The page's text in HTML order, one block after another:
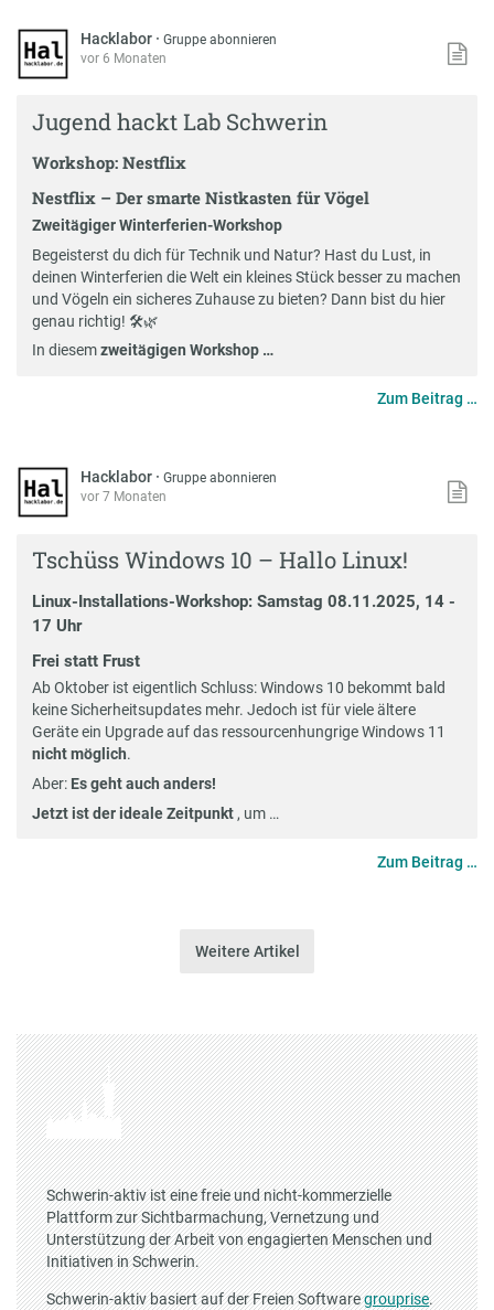
Hacklabor ·Gruppe abonnieren
vor 6 Monaten
Jugend hackt Lab Schwerin
Workshop: Nestflix
Nestflix – Der smarte Nistkasten für Vögel
Zweitägiger Winterferien-Workshop
Begeisterst du dich für Technik und Natur? Hast du Lust, in
deinen Winterferien die Welt ein kleines Stück besser zu machen
und Vögeln ein sicheres Zuhause zu bieten? Dann bist du hier
genau richtig! 🛠️🌿
In diesemzweitägigen Workshop …
Zum Beitrag …
Hacklabor ·Gruppe abonnieren
vor 7 Monaten
Tschüss Windows 10 – Hallo Linux!
Linux-Installations-Workshop: Samstag 08.11.2025, 14 -
17 Uhr
Frei statt Frust
Ab Oktober ist eigentlich Schluss: Windows 10 bekommt bald
keine Sicherheitsupdates mehr. Jedoch ist für viele ältere
Geräte ein Upgrade auf das ressourcenhungrige Windows 11
nicht möglich.
Aber: Es geht auch anders!
Jetzt ist der ideale Zeitpunkt, um …
Zum Beitrag …
Weitere Artikel
Schwerin-aktiv ist eine freie und nicht-kommerzielle
Plattform zur Sichtbarmachung, Vernetzung und
Unterstützung der Arbeit von engagierten Menschen und
Initiativen in Schwerin.
Schwerin-aktiv basiert auf der Freien Softwaregrouprise.